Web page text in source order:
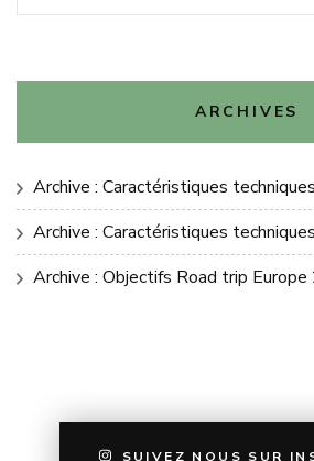
ARCHIVES
Archive : Caractéristiques
Archive : Caractéristiques
Archive : Objectifs Road trip
SUIVEZ NOUS SUR